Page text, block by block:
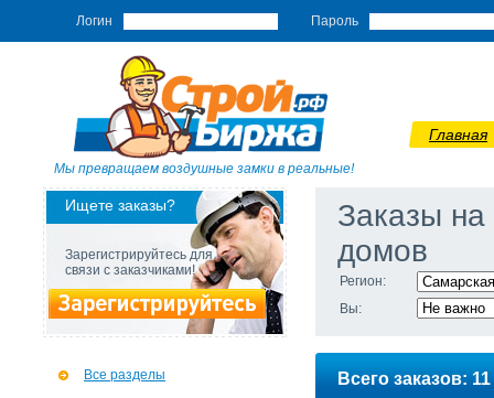
Логин Пароль
Мы превращаем воздушные замки в реальные!
Главная
Ищете заказы?
Зарегистрируйтесь для
связи с заказчиками!
Все разделы
Заказы на
домов
Регион:
Вы:
Всего заказов: 11